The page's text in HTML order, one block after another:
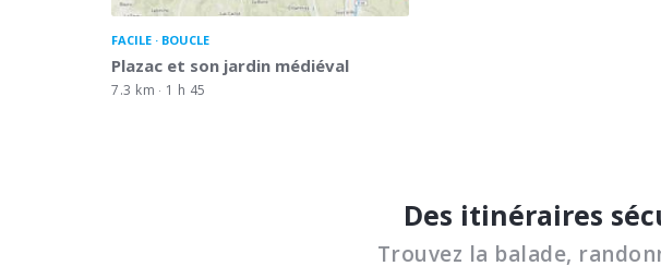
FACILE BOUCLE
Plazac et son jardin médiéval
7.3 km 1 h 45
Des itinéraires
Trouvez la balade,